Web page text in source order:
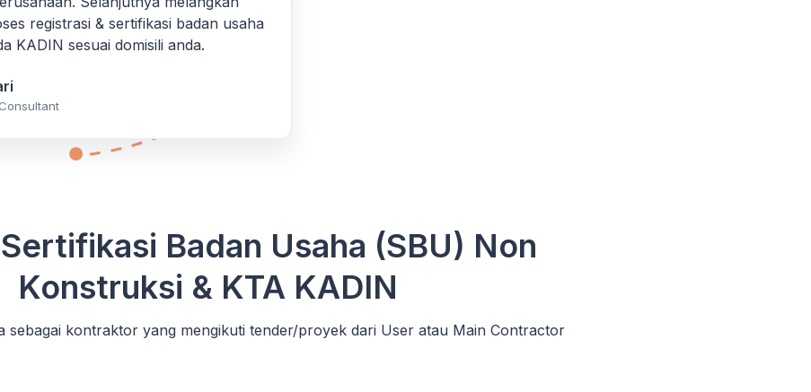
registrasi & sertifikasi badan usaha
KADIN sesuai domisili anda.
Badan Usaha (SBU) Non
Konstruksi & KTA KADIN
sebagai kontraktor yang mengikuti tender/proyek dari User atau Main Contractor